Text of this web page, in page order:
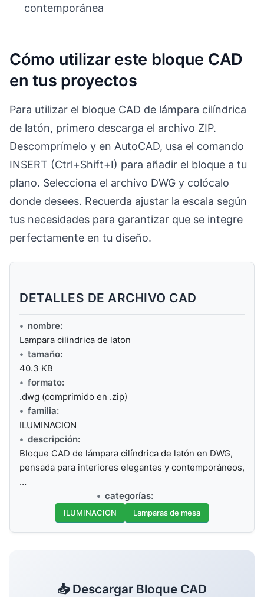
contemporánea
Cómo utilizar este bloque CAD
en tus proyectos
Para utilizar el bloque CAD de lámpara cilíndrica
de latón, primero descarga el archivo ZIP.
Descomprímelo y en AutoCAD, usa el comando
INSERT (Ctrl+Shift+I) para añadir el bloque a tu
plano. Selecciona el archivo DWG y colócalo
donde desees. Recuerda ajustar la escala según
tus necesidades para garantizar que se integre
perfectamente en tu diseño.
DETALLES DE ARCHIVO CAD
nombre:
Lampara cilindrica de laton
tamaño:
40.3 KB
formato:
.dwg (comprimido en .zip)
familia:
ILUMINACION
descripción:
Bloque CAD de lámpara cilíndrica de latón en DWG,
pensada para interiores elegantes y contemporáneos,
…
categorías:
ILUMINACION Lamparas de mesa
📥 Descargar Bloque CAD